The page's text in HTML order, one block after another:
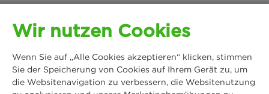
Insights
News & Presse
Downloads
B2B Webshop
Facebook
Instagram
Wir nutzen Cookies
Wenn Sie auf „Alle Cookies akzeptieren“ klicken, stimmen
Sie der Speicherung von Cookies auf Ihrem Gerät zu, um
die Websitenavigation zu verbessern, die Websitenutzung